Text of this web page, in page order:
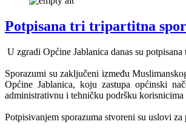
Potpisana tri tripartitna
U zgradi Općine Jablanica danas su
Sporazumi su zaključeni između
Općine Jablanica, koju zastupa općinski
administrativnu i tehničku podršku korisnicima
Potpisivanjem sporazuma stvoreni su uslovi